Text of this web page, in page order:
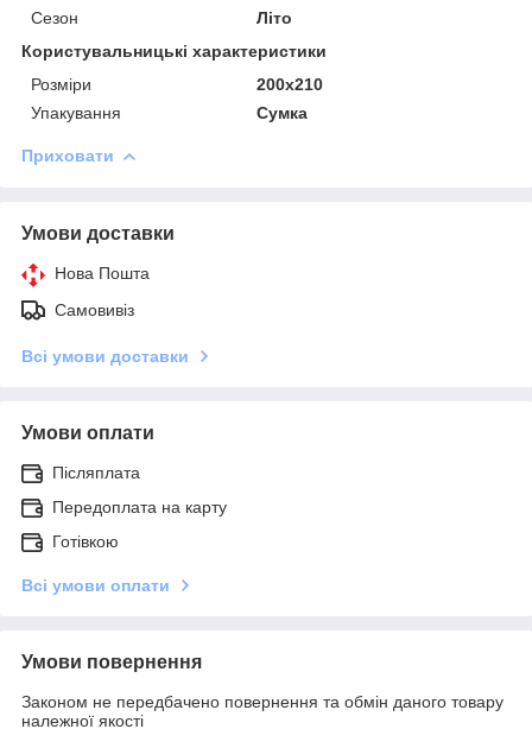
Сезон
Літо
Користувальницькі характеристики
Розміри
200x210
Упакування
Сумка
Приховати
Умови доставки
Нова Пошта
Самовивіз
Всі умови доставки
Умови оплати
Післяплата
Передоплата на карту
Готівкою
Всі умови оплати
Умови повернення
Законом не передбачено повернення та обмін даного товару
належної якості